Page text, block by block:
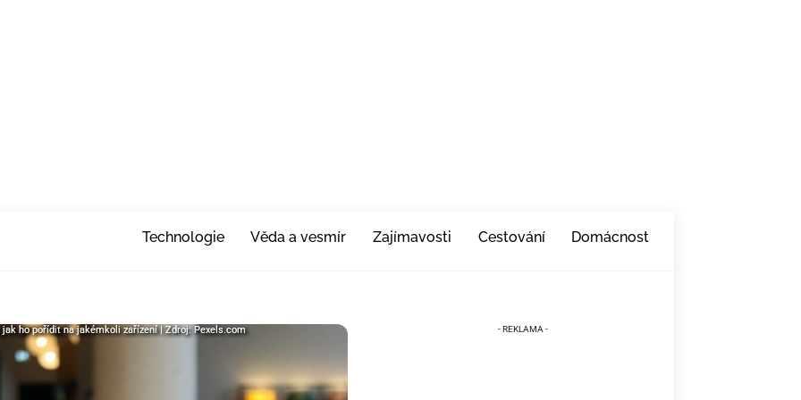
Technologie Věda a vesmír Zajímavosti Cestování Domácnost
ho pořídit na jakémkoli zařízení | Zdroj: Pexels.com
ho pořídit na jakémkoli zařízení | Zdroj: Pexels.com